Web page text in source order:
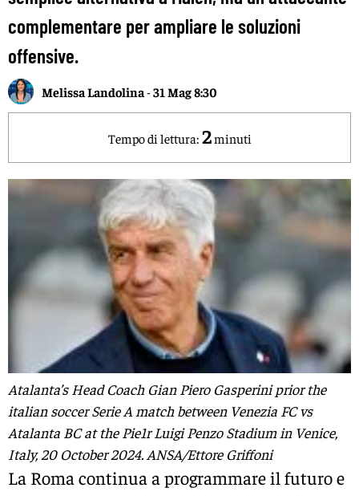
complementare per ampliare le soluzioni
offensive.
Melissa Landolina -31 Mag 8:30
Tempo di lettura: 2minuti
Atalanta’s Head Coach Gian Piero Gasperini prior the
italian soccer Serie A match between Venezia FC vs
Atalanta BC at the Pie1r Luigi Penzo Stadium in Venice,
Italy, 20 October 2024. ANSA/Ettore Griffoni
La Roma continua a programmare il futuro e